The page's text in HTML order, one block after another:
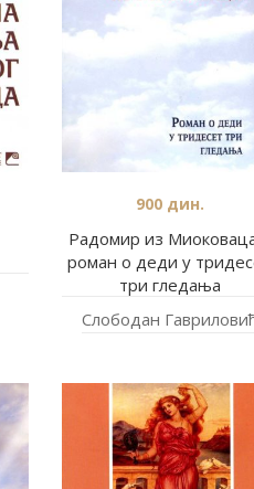
Радомир из
роман о деди у
три гледања
900дин.
Слободан